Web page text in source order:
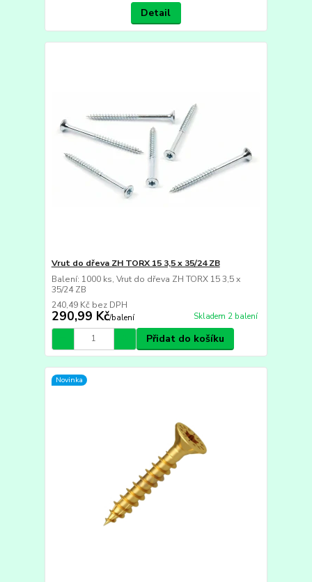
Detail
Vrut do dřeva ZH TORX 15 3,5 x 35/24 ZB
Balení: 1000 ks, Vrut do dřeva ZH TORX 15 3,5 x
35/24 ZB
290,99 Kč/balení
240,49 Kč bez DPH
Skladem 2 balení
Přidat do košíku
Novinka